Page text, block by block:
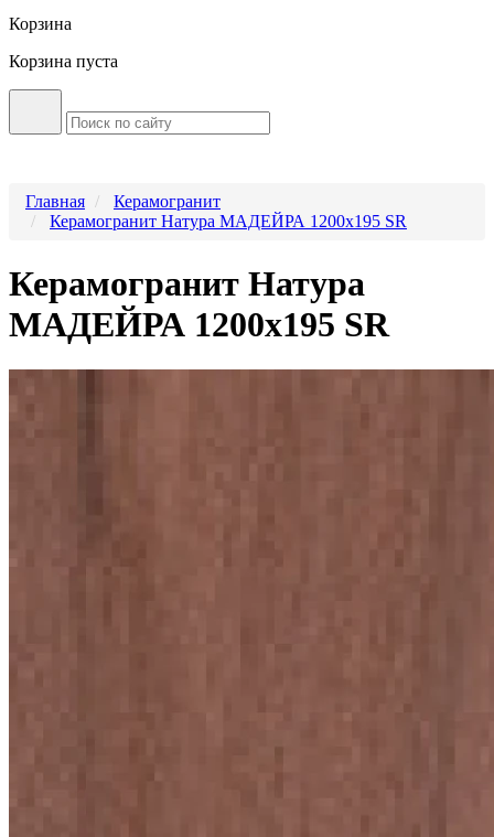
Корзина
Корзина пуста
Главная
Керамогранит
Керамогранит Натура МАДЕЙРА 1200x195 SR
Керамогранит Натура
МАДЕЙРА 1200x195 SR